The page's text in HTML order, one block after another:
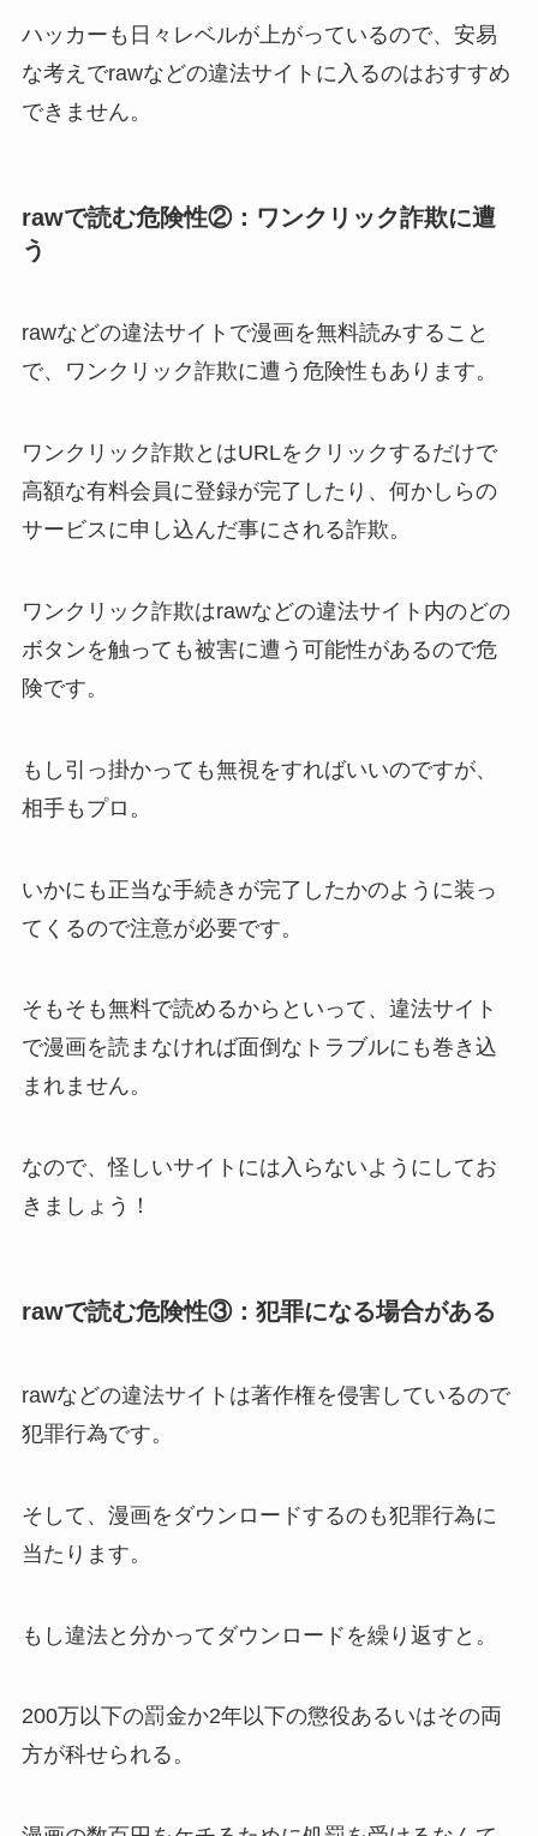
ハッカーも日々レベルが上がっているので、安易
な考えでrawなどの違法サイトに入るのはおすすめ
できません。
rawで読む危険性②：ワンクリック詐欺に遭
う
rawなどの違法サイトで漫画を無料読みすること
で、ワンクリック詐欺に遭う危険性もあります。
ワンクリック詐欺とはURLをクリックするだけで
高額な有料会員に登録が完了したり、何かしらの
サービスに申し込んだ事にされる詐欺。
ワンクリック詐欺はrawなどの違法サイト内のどの
ボタンを触っても被害に遭う可能性があるので危
険です。
もし引っ掛かっても無視をすればいいのですが、
相手もプロ。
いかにも正当な手続きが完了したかのように装っ
てくるので注意が必要です。
そもそも無料で読めるからといって、違法サイト
で漫画を読まなければ面倒なトラブルにも巻き込
まれません。
なので、怪しいサイトには入らないようにしてお
きましょう！
rawで読む危険性③：犯罪になる場合がある
rawなどの違法サイトは著作権を侵害しているので
犯罪行為です。
そして、漫画をダウンロードするのも犯罪行為に
当たります。
もし違法と分かってダウンロードを繰り返すと。
200万以下の罰金か2年以下の懲役あるいはその両
方が科せられる。